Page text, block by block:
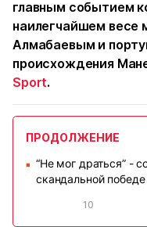
главным событием
наилегчайшем весе
Алмабаевым и
происхождения
Sport.
ПРОДОЛЖЕНИЕ
■
“Не мог драться” -
скандальной победе
10